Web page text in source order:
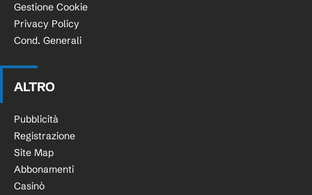
Gestione Cookie
Privacy Policy
Cond. Generali
ALTRO
Pubblicità
Registrazione
Site Map
Abbonamenti
Casinò